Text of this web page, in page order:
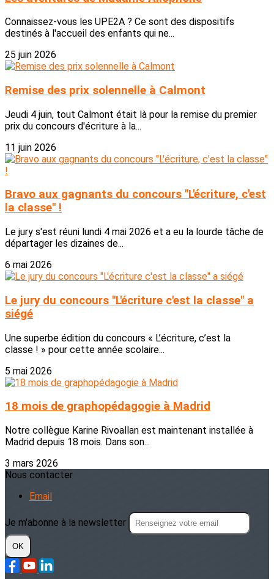
Connaissez-vous les UPE2A ? Ce sont des dispositifs
destinés à l'accueil des enfants qui ne...
25 juin 2026
Remise des prix solennelle à Calmont
Jeudi 4 juin, tout Calmont était là pour la remise du premier
prix du concours d'écriture à la...
11 juin 2026
Bravo aux gagnants du concours "L'écriture, c'est
la classe" !
Le jury s'est réuni lundi 4 mai 2026 et a eu la lourde tâche de
départager les dizaines de...
6 mai 2026
Le jury du concours "L'écriture c'est la classe" a
siégé
Une superbe édition du concours « L’écriture, c’est la
classe ! » pour cette année scolaire...
5 mai 2026
18 mois de graphopédagogie à Madrid
Notre collègue Karine Rivoallan est maintenant installée à
Madrid depuis 18 mois. Dans son...
3 mars 2026
Nous contacter
Email
Je m'abonne à la newsletter
OK